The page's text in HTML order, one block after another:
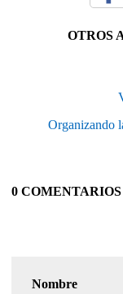
OTROS
Organizando
0 COMENTARIOS
Nombre